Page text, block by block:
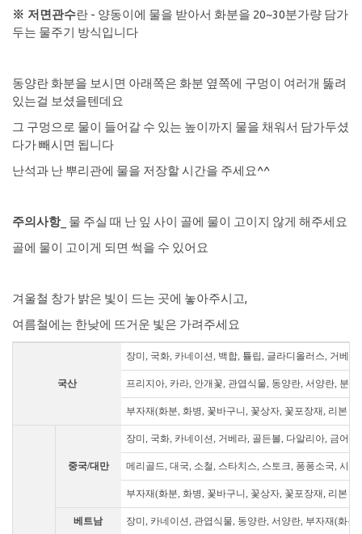
※ 저면관수란 - 양동이에 물을 받아서 화분을 20~30분가량 담가
두는 물주기 방식입니다
동양란 화분을 보시면 아래쪽은 화분 옆쪽에 구멍이 여러개 뚫려
있는걸 보셨을텐데요
그 구멍으로 물이 들어갈 수 있는 높이까지 물을 채워서 담가두셨
다가 빼시면 됩니다
난석과 난 뿌리관에 물을 저장할 시간을 주세요^^
주의사항_ 물 주실 때 난 잎 사이 골에 물이 고이지 않게 해주세요
골에 물이 고이게 되면 썩을 수 있어요
​겨울철 창가 밝은 빛이 드는 곳에 놓아주시고,
여름철에는 한낮에 뜨거운 빛은 가려주세요
국산
장미, 국화, 카네이션, 백합, 튤립, 글라디올러스, 거베라
프리지아, 카라, 안개꽃, 관엽식물, 동양란, 서양란, 분재
부자재(화분, 화병, 꽃바구니, 꽃상자, 꽃포장재, 리본 등)
중국/대만
장미, 국화, 카네이션, 거베라, 골든볼, 다알리아, 금어
메리골드, 대국, 소철, 스타치스, 스토크, 퐁퐁소국, 시
부자재(화분, 화병, 꽃바구니, 꽃상자, 꽃포장재, 리본 등)
베트남 장미, 카네이션, 관엽식물, 동양란, 서양란, 부자재(화